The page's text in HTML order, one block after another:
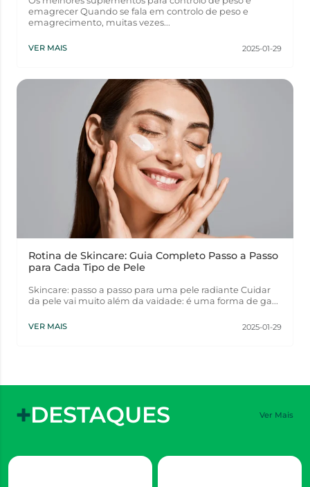
emagrecer Quando se fala em controlo de peso e
emagrecimento, muitas vezes...
VER MAIS 2025-01-29
Rotina de Skincare: Guia Completo Passo a Passo
para Cada Tipo de Pele
Skincare: passo a passo para uma pele radiante Cuidar
da pele vai muito além da vaidade: é uma forma de ga...
VER MAIS 2025-01-29
DESTAQUES Ver Mais